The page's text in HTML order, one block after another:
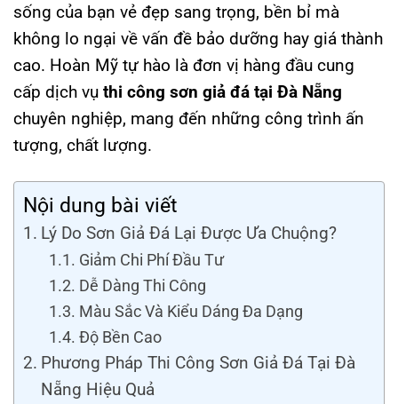
sống của bạn vẻ đẹp sang trọng, bền bỉ mà
không lo ngại về vấn đề bảo dưỡng hay giá thành
cao. Hoàn Mỹ tự hào là đơn vị hàng đầu cung
cấp dịch vụ thi công sơn giả đá tại Đà Nẵng
chuyên nghiệp, mang đến những công trình ấn
tượng, chất lượng.
Nội dung bài viết
Lý Do Sơn Giả Đá Lại Được Ưa Chuộng?
Giảm Chi Phí Đầu Tư
Dễ Dàng Thi Công
Màu Sắc Và Kiểu Dáng Đa Dạng
Độ Bền Cao
Phương Pháp Thi Công Sơn Giả Đá Tại Đà
Nẵng Hiệu Quả